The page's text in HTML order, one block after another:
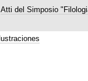
Atti del Simposio
Ilustraciones